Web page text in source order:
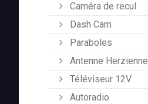
Caméra de recul
Dash Cam
Paraboles
Antenne Herzienne
Téléviseur 12V
Autoradio